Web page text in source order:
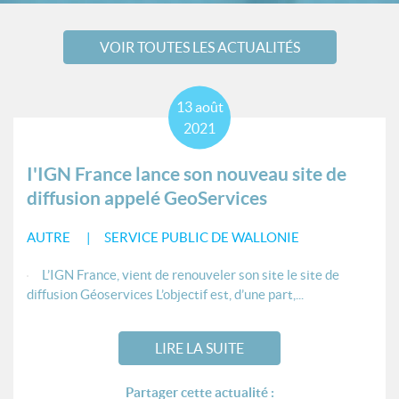
VOIR TOUTES LES ACTUALITÉS
I'IGN France lance son nouveau site de
diffusion appelé GeoServices
AUTRE SERVICE PUBLIC DE WALLONIE
13août
2021
L’IGN France, vient de renouveler son site le site de
diffusion Géoservices L’objectif est, d’une part,...
LIRE LA SUITE
Partager cette actualité :